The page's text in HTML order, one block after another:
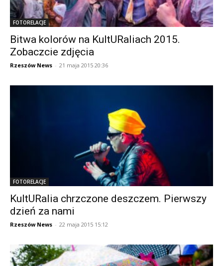
FOTORELACJE
Bitwa kolorów na KultURaliach 2015.
Zobaczcie zdjęcia
Rzeszów News - 21 maja 2015 20:36
FOTORELACJE
KultURalia chrzczone deszczem. Pierwszy
dzień za nami
Rzeszów News - 22 maja 2015 15:12